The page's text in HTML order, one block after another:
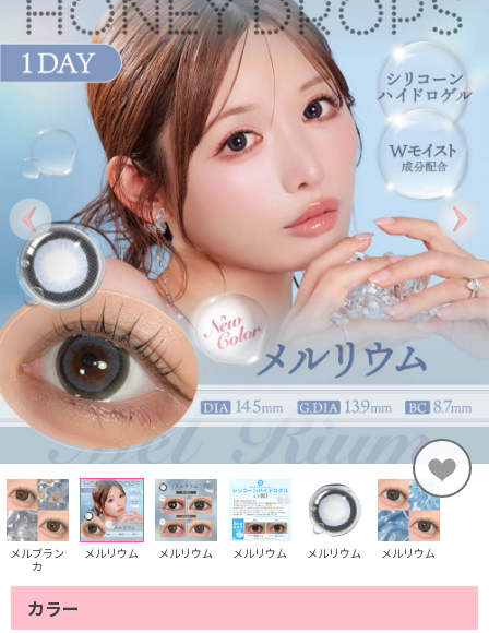
メルブラン
カ
メルリウム メルリウム メルリウム メルリウム メルリウム
カラー